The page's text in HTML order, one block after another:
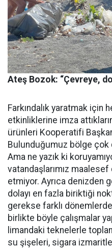
Ateş Bozok: “Çevreye,
Farkındalık yaratmak için
etkinliklerine imza
ürünleri Kooperatifi
Bulunduğumuz bölge
Ama ne yazık ki
vatandaşlarımız
etmiyor. Ayrıca denizden
dolayı en fazla biriktiği
gerekse farklı
birlikte böyle çalışmalar
limandaki teknelerle
su şişeleri, sigara